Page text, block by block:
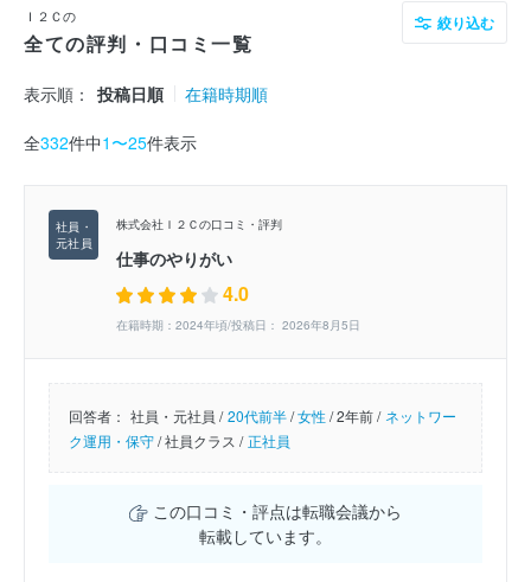
Ｉ２Ｃの
全ての評判・口コミ一覧
絞り込む
表示順： 投稿日順 在籍時期順
全332件中1〜25件表示
株式会社Ｉ２Ｃの口コミ・評判
仕事のやりがい
4.0
在籍時期：2024年頃/投稿日： 2026年8月5日
回答者： 社員・元社員 / 20代前半/女性/2年前 / ネットワー
ク運用・保守/社員クラス / 正社員
この口コミ・評点は転職会議から
転載しています。